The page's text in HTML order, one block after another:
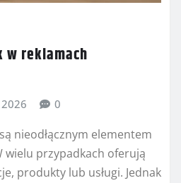
w reklamach
0
nieodłącznym elementem
wielu przypadkach oferują
produkty lub usługi. Jednak